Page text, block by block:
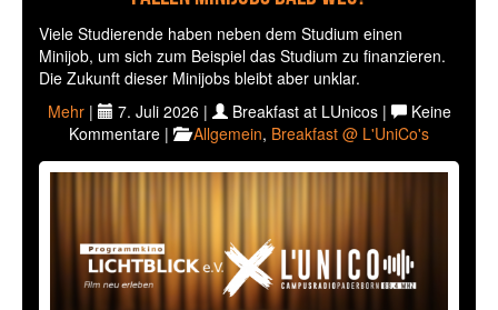
Viele Studierende haben neben dem Studium einen
Minijob, um sich zum Beispiel das Studium zu finanzieren.
Die Zukunft dieser Minijobs bleibt aber unklar.
Mehr| 7. Juli 2026 | Breakfast at LUnicos |
Keine
Kommentare |
Allgemein, Breakfast @ L'UniCo's